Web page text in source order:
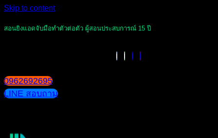
Skip to content
สอนยิงแอดจับมือทำตัวต่อตัว ผู้สอนประสบการณ์ 15 ปี
0962692695
LINE สอบถาม